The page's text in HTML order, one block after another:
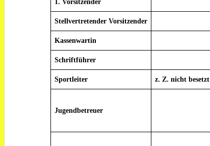
1. Vorsitzender
Stellvertretender Vorsitzender
Kassenwartin
Schriftführer
Sportleiter z. Z. nicht besetzt
Jugendbetreuer